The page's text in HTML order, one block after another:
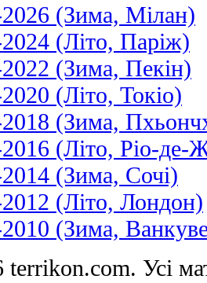
2026 (Зима, Мілан)
(Літо, Паріж)
(Зима, Пекін)
(Літо, Токіо)
2018 (Зима,
(Літо, Ріо-де-
(Зима, Сочі)
(Літо, Лондон)
2010 (Зима,
Усі